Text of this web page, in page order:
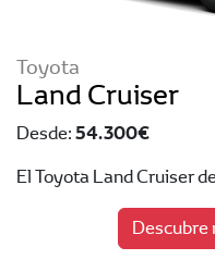
Toyota
Land Cruiser
Desde:54.300 €
El Toyota Land Cruiser
Descubre